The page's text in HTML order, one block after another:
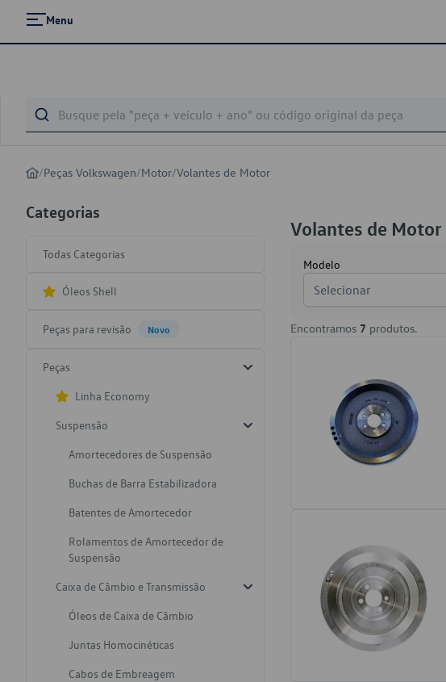
Menu
/Peças Volkswagen/Motor/Volantes de Motor
Categorias
Todas Categorias
Óleos Shell
Peças para revisão Novo
Peças
Linha Economy
Suspensão
Amortecedores de Suspensão
Buchas de Barra Estabilizadora
Batentes de Amortecedor
Rolamentos de Amortecedor de
Suspensão
Caixa de Câmbio e Transmissão
Óleos de Caixa de Câmbio
Juntas Homocinéticas
Cabos de Embreagem
Volantes de Motor
Modelo
Selecionar
Encontramos 7 produtos.